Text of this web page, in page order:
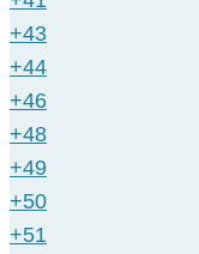
+43
+44
+46
+48
+49
+50
+51